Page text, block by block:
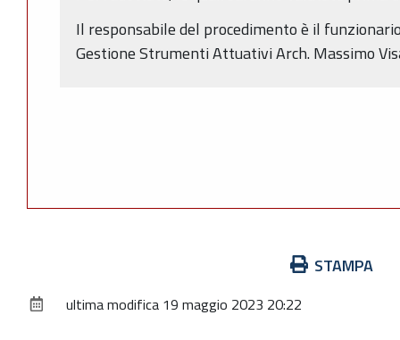
Il responsabile del procedimento è il
Gestione Strumenti Attuativi Arch. Massimo
documento
STAMPA
ultima modifica 19 maggio 2023 20:22